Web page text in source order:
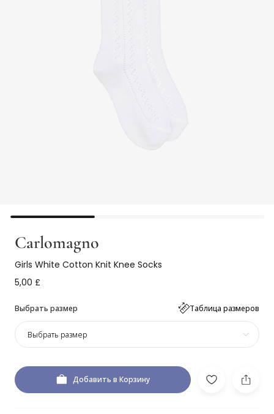
Carlomagno
Girls White Cotton Knit Knee Socks
5,00 £
Выбрать размер Таблица размеров
Выбрать размер
Добавить в Корзину